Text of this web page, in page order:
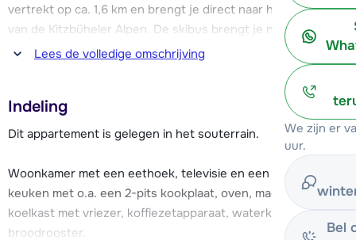
We zijn er
uur.
Bel
vertrekt op ca. 1,6 km en brengt je direct naar het skigebied
van de Kitzbüheler Alpen. De skibus brengt je naar deze
skilift en bevindt zich op ca. 50 meter afstand.
Het gezellige centrum van Kirchberg ligt op ca. 50 meter
afstand, hier vind je meerdere winkels, restaurants en een
skischool. Ook zijn er diverse bars en aprés-ski
gelegenheden in de omgeving te vinden. Verder vind je in
Kirchberg een openbaar zwembad, sauna, solarium en
indoor tennis- en squashbaan. Op ca. 200 meter van
Gabriele begint een loipe.
Lees de volledige omschrijving
Indeling
Dit appartement is gelegen in het souterrain.
Woonkamer met een eethoek, televisie en een kleine
keuken met o.a. een 2-pits kookplaat, oven, magnetron,
koelkast met vriezer, koffiezetapparaat, waterkoker en
broodrooster.